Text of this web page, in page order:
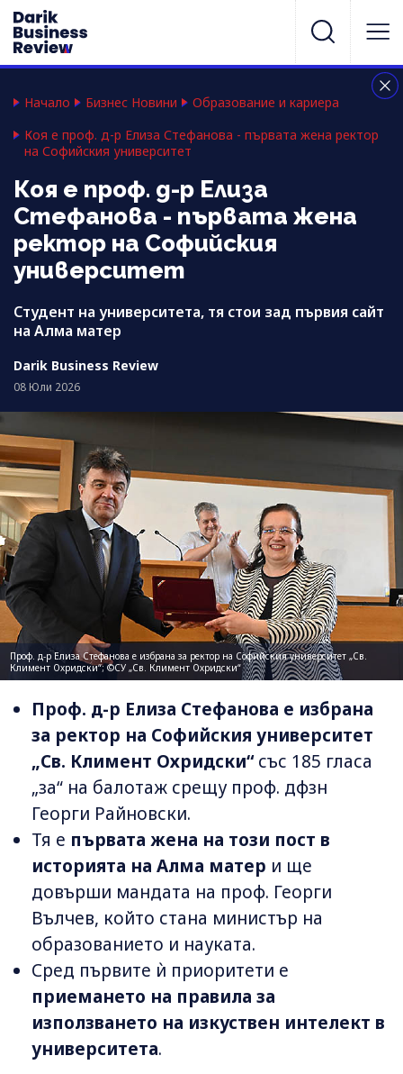
Начало Бизнес Новини
Образование и кариера
Коя е проф. д-р Елиза Стефанова - първата жена ректор
на Софийския университет
Коя е проф. д-р Елиза
Стефанова - първата жена
ректор на Софийския
университет
Студент на университета, тя стои зад първия сайт
на Алма матер
Darik Business Review
08 Юли 2026
Проф. д-р Елиза Стефанова е избрана за ректор на Софийския университет „Св.
Климент Охридски“; ©СУ „Св. Климент Охридски“
Проф. д-р Елиза Стефанова е избрана
за ректор на Софийския университет
„Св. Климент Охридски“със 185 гласа
„за“ на балотаж срещу проф. дфзн
Георги Райновски.
Тя е първата жена на този пост в
историята на Алма матер и ще
довърши мандата на проф. Георги
Вълчев, който стана министър на
образованието и науката.
Сред първите ѝ приоритети е
приемането на правила за
използването на изкуствен интелект в
университета.